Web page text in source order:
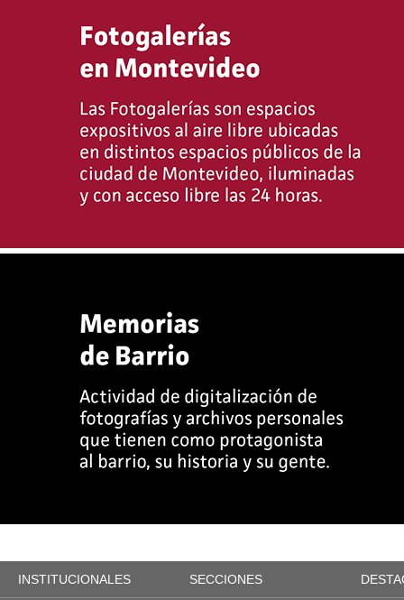
INSTITUCIONALES SECCIONES